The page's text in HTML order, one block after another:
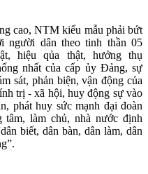
cao, NTM kiểu mẫu phải bứt
người dân theo tinh thần 05
hiệu qủa thật, hưởng thụ
nhất của cấp ủy Đảng, sự
sát, phản biện, vận động của
trị - xã hội, huy động sự vào
phát huy sức mạnh đại đoàn
tâm, làm chủ, nhà nước định
biết, dân bàn, dân làm, dân